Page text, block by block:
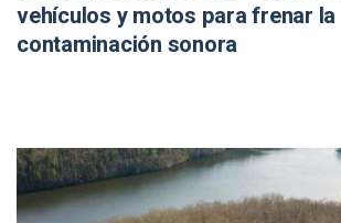
vehículos y motos para frenar la
contaminación sonora